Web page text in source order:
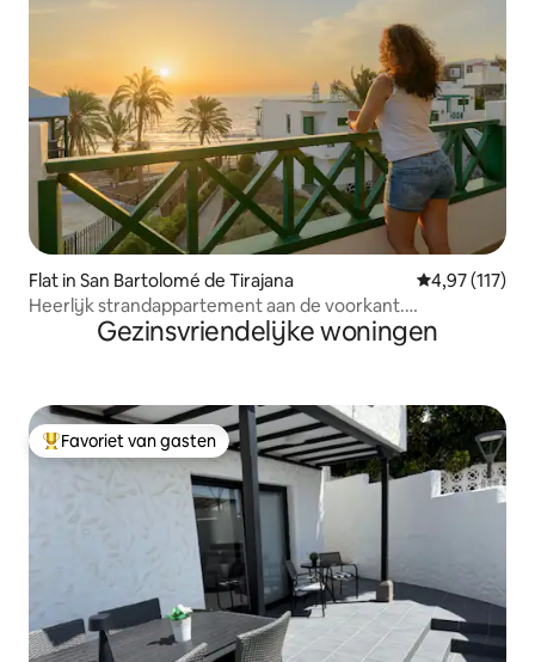
Flat in San Bartolomé de Tirajana Gemiddelde
4,97 (117)
Heerlijk strandappartement aan de voorkant.
Zonsopgang uitzicht!
Gezinsvriendelijke woningen
Topfavoriet van gasten
Favoriet van gasten